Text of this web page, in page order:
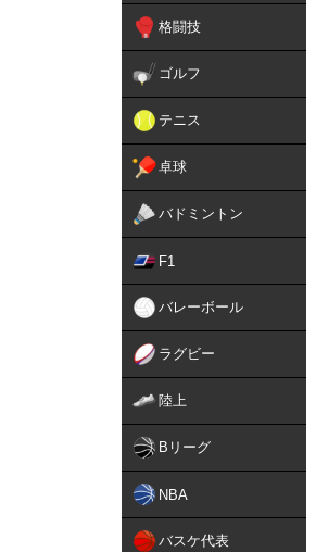
格闘技
ゴルフ
テニス
卓球
バドミントン
F1
バレーボール
ラグビー
陸上
Bリーグ
NBA
バスケ代表